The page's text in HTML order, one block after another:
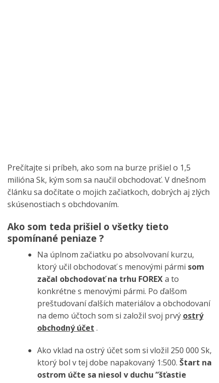
Prečítajte si príbeh, ako som na burze prišiel o 1,5
milióna Sk, kým som sa naučil obchodovať. V dnešnom
článku sa dočítate o mojich začiatkoch, dobrých aj zlých
skúsenostiach s obchdovaním.
Ako som teda prišiel o všetky tieto
spomínané peniaze ?
Na úplnom začiatku po absolvovaní kurzu,
ktorý učil obchodovať s menovými pármi som
začal obchodovať na trhu FOREXa to
konkrétne s menovými pármi. Po ďalšom
preštudovaní ďalších materiálov a obchodovaní
na demo účtoch som si založil svoj prvý ostrý
obchodný účet .
Ako vklad na ostrý účet som si vložil 250 000 Sk,
ktorý bol v tej dobe napakovaný 1:500. Štart na
ostrom účte sa niesol v duchu ”šťastie